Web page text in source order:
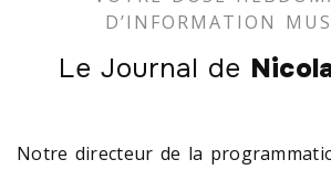
D’INFORMATION
Le Journal de
Notre directeur de la